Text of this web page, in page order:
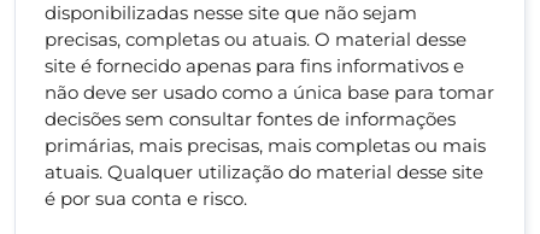
disponibilizadas nesse site que não sejam
precisas, completas ou atuais. O material desse
site é fornecido apenas para fins informativos e
não deve ser usado como a única base para tomar
decisões sem consultar fontes de informações
primárias, mais precisas, mais completas ou mais
atuais. Qualquer utilização do material desse site
é por sua conta e risco.